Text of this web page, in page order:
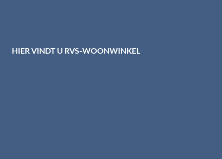
HIER VINDT U RVS-WOONWINKEL